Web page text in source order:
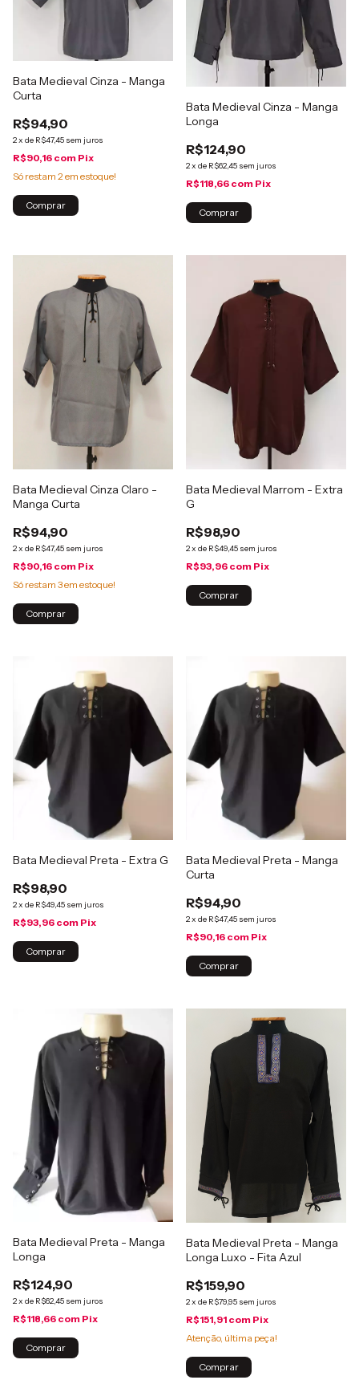
Bata Medieval Cinza - Manga
Curta
R$94,90
2x de R$47,45 sem juros
R$90,16 com Pix
Só restam 2 em estoque!
Bata Medieval Cinza - Manga
Longa
R$124,90
2x de R$62,45 sem juros
R$118,66 com Pix
Bata Medieval Cinza Claro -
Manga Curta
R$94,90
2x de R$47,45 sem juros
R$90,16 com Pix
Só restam 3em estoque!
Bata Medieval Marrom - Extra
G
R$98,90
2x de R$49,45 sem juros
R$93,96 com Pix
Bata Medieval Preta - Extra G
R$98,90
2x de R$49,45 sem juros
R$93,96 com Pix
Bata Medieval Preta - Manga
Curta
R$94,90
2x de R$47,45 sem juros
R$90,16 com Pix
Bata Medieval Preta - Manga
Longa
R$124,90
2x de R$62,45 sem juros
R$118,66 com Pix
Bata Medieval Preta - Manga
Longa Luxo - Fita Azul
R$159,90
2x de R$79,95 sem juros
R$151,91 com Pix
Atenção, última peça!